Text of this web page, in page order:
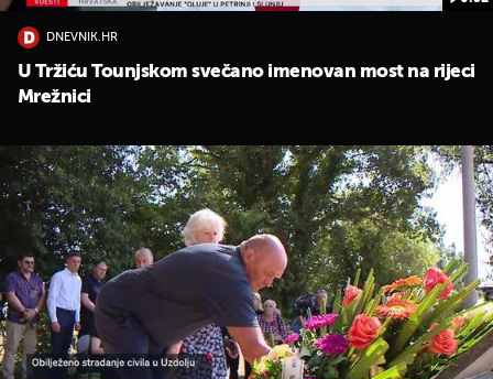
DNEVNIK.HR
U Tržiću Tounjskom svečano imenovan most na rijeci
Mrežnici
UKLJUČITE NOTIFIKACIJE